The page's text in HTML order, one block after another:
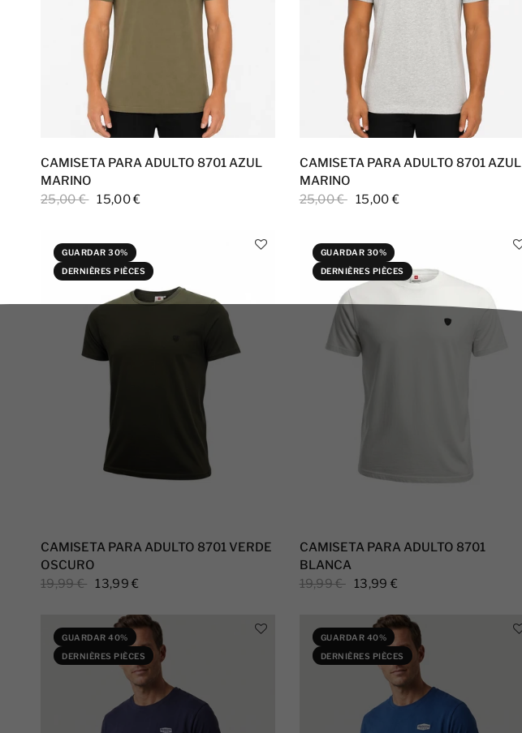
CAMISETA PARA ADULTO 8701 AZUL
MARINO
25,00 € 15,00 €
CAMISETA PARA ADULTO 8701 AZUL
MARINO
25,00 € 15,00 €
GUARDAR 30%
DERNIÈRES PIÈCES
CAMISETA PARA ADULTO 8701 VERDE
OSCURO
19,99 €
13,99 €
GUARDAR 30%
DERNIÈRES PIÈCES
CAMISETA PARA ADULTO 8701
BLANCA
19,99 €
13,99 €
GUARDAR 40%
DERNIÈRES PIÈCES
GUARDAR 40%
DERNIÈRES PIÈCES